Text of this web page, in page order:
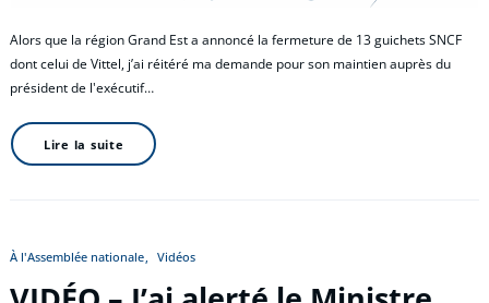
Alors que la région Grand Est a annoncé la fermeture de 13 guichets SNCF
dont celui de Vittel, j’ai réitéré ma demande pour son maintien auprès du
président de l'exécutif…
Lire la suite
À l'Assemblée nationale Vidéos